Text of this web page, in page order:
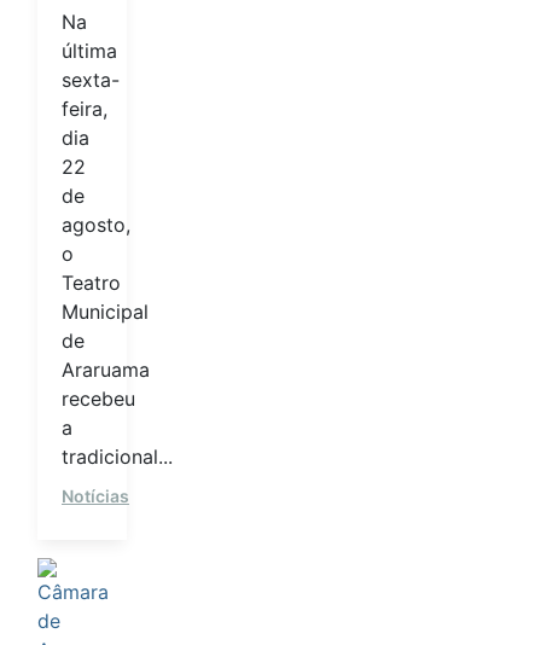
Na
última
sexta-
feira,
dia
22
de
agosto,
o
Teatro
Municipal
de
Araruama
recebeu
a
tradicional...
Notícias